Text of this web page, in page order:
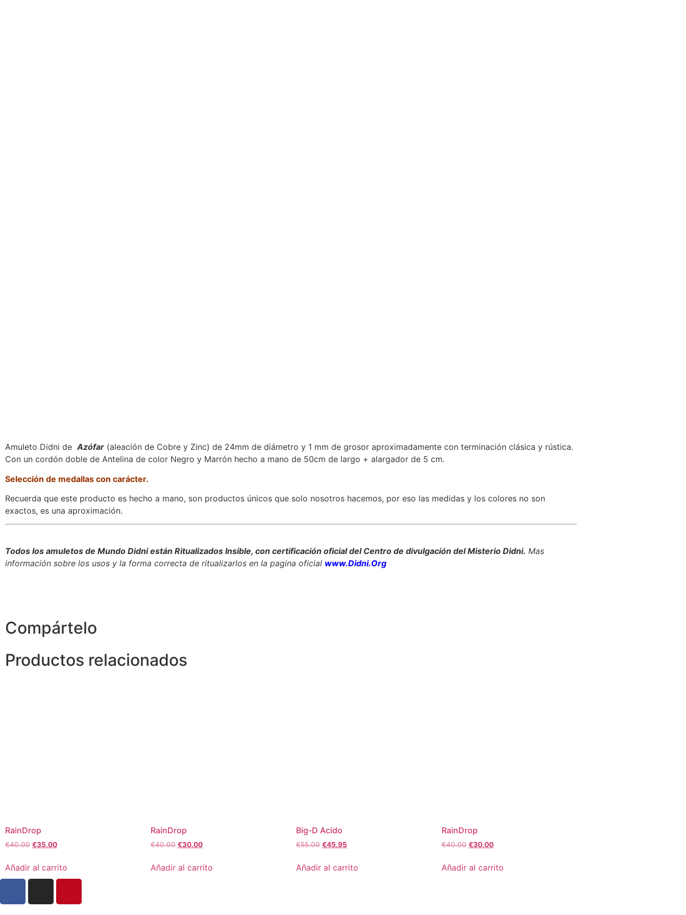
Amuleto Didni deAzófar (aleación de Cobre y Zinc) de 24mm de diámetro y 1 mm de grosor aproximadamente con terminación clásica y rústica.
Con un cordón doble de Antelina de color Negro y Marrón hecho a mano de 50cm de largo + alargador de 5 cm.
Selección de medallas con carácter.
Recuerda que este producto es hecho a mano, son productos únicos que solo nosotros hacemos, por eso las medidas y los colores no son
exactos, es una aproximación.
Todos los amuletos de Mundo Didni están Ritualizados Insible, con certificación oficial del Centro de divulgación del Misterio Didni. Mas
información sobre los usos y la forma correcta de ritualizarlos en la pagina oficial www.Didni.Org
Compártelo
Productos relacionados
RainDrop
€40.00 €35.00
Añadir al carrito
RainDrop
€40.00 €30.00
Añadir al carrito
Big-D Acido
€55.00 €45.95
Añadir al carrito
RainDrop
€40.00 €30.00
Añadir al carrito